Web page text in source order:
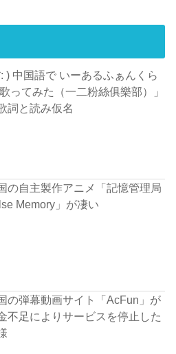
*: ) 中国語で いーあるふぁんくら
ってみた（一二粉絲俱樂部）」
詞と読み仮名
の自主製作アニメ「記憶管理局
Memory」が凄い
の弾幕動画サイト「AcFun」が
不足によりサービスを停止した